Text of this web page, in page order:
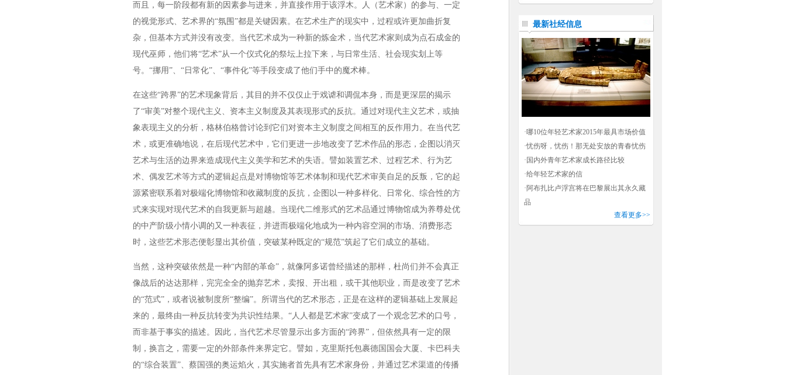
而且，每一阶段都有新的因素参与进来，并直接作用于该浮木。人（艺术家）的参与、一定
的视觉形式、艺术界的“氛围”都是关键因素。在艺术生产的现实中，过程或许更加曲折复
杂，但基本方式并没有改变。当代艺术成为一种新的炼金术，当代艺术家则成为点石成金的
现代巫师，他们将“艺术”从一个仪式化的祭坛上拉下来，与日常生活、社会现实划上等
号。“挪用”、“日常化”、“事件化”等手段变成了他们手中的魔术棒。
在这些“跨界”的艺术现象背后，其目的并不仅仅止于戏谑和调侃本身，而是更深层的揭示
了“审美”对整个现代主义、资本主义制度及其表现形式的反抗。通过对现代主义艺术，或抽
象表现主义的分析，格林伯格曾讨论到它们对资本主义制度之间相互的反作用力。在当代艺
术，或更准确地说，在后现代艺术中，它们更进一步地改变了艺术作品的形态，企图以消灭
艺术与生活的边界来造成现代主义美学和艺术的失语。譬如装置艺术、过程艺术、行为艺
术、偶发艺术等方式的逻辑起点是对博物馆等艺术体制和现代艺术审美自足的反叛，它的起
源紧密联系着对极端化博物馆和收藏制度的反抗，企图以一种多样化、日常化、综合性的方
式来实现对现代艺术的自我更新与超越。当现代二维形式的艺术品通过博物馆成为养尊处优
的中产阶级小情小调的又一种表征，并进而极端化地成为一种内容空洞的市场、消费形态
时，这些艺术形态便彰显出其价值，突破某种既定的“规范”筑起了它们成立的基础。
当然，这种突破依然是一种“内部的革命”，就像阿多诺曾经描述的那样，杜尚们并不会真正
像战后的达达那样，完完全全的抛弃艺术，卖报、开出租，或干其他职业，而是改变了艺术
的“范式”，或者说被制度所“整编”。所谓当代的艺术形态，正是在这样的逻辑基础上发展起
来的，最终由一种反抗转变为共识性结果。“人人都是艺术家”变成了一个观念艺术的口号，
而非基于事实的描述。因此，当代艺术尽管显示出多方面的“跨界”，但依然具有一定的限
制，换言之，需要一定的外部条件来界定它。譬如，克里斯托包裹德国国会大厦、卡巴科夫
的“综合装置”、蔡国强的奥运焰火，其实施者首先具有艺术家身份，并通过艺术渠道的传播
最新社经信息
·哪10位年轻艺术家2015年最具市场价值
·忧伤呀，忧伤！那无处安放的青春忧伤
· 国内外青年艺术家成长路径比较
·给年轻艺术家的信
·阿布扎比卢浮宫将在巴黎展出其永久藏
品
查看更多>>